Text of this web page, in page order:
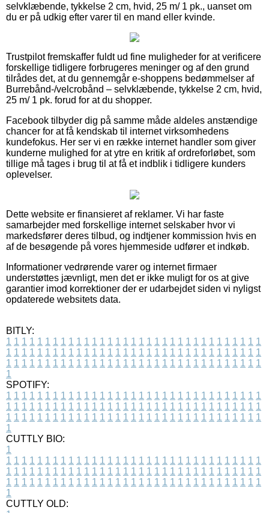
selvklæbende, tykkelse 2 cm, hvid, 25 m/ 1 pk., uanset om
du er på udkig efter varer til en mand eller kvinde.
Trustpilot fremskaffer fuldt ud fine muligheder for at verificere
forskellige tidligere forbrugeres meninger og af den grund
tilrådes det, at du gennemgår e-shoppens bedømmelser af
Burrebånd-/velcrobånd – selvklæbende, tykkelse 2 cm, hvid,
25 m/ 1 pk. forud for at du shopper.
Facebook tilbyder dig på samme måde aldeles anstændige
chancer for at få kendskab til internet virksomhedens
kundefokus. Her ser vi en række internet handler som giver
kunderne mulighed for at ytre en kritik af ordreforløbet, som
tillige må tages i brug til at få et indblik i tidligere kunders
oplevelser.
Dette website er finansieret af reklamer. Vi har faste
samarbejder med forskellige internet selskaber hvor vi
markedsfører deres tilbud, og indtjener kommission hvis en
af de besøgende på vores hjemmeside udfører et indkøb.
Informationer vedrørende varer og internet firmaer
understøttes jævnligt, men det er ikke muligt for os at give
garantier imod korrektioner der er udarbejdet siden vi nyligst
opdaterede websitets data.
BITLY:
1 1 1 1 1 1 1 1 1 1 1 1 1 1 1 1 1 1 1 1 1 1 1 1 1 1 1 1 1 1 1 1 1
1 1 1 1 1 1 1 1 1 1 1 1 1 1 1 1 1 1 1 1 1 1 1 1 1 1 1 1 1 1 1 1 1
1 1 1 1 1 1 1 1 1 1 1 1 1 1 1 1 1 1 1 1 1 1 1 1 1 1 1 1 1 1 1 1 1
1
SPOTIFY:
1 1 1 1 1 1 1 1 1 1 1 1 1 1 1 1 1 1 1 1 1 1 1 1 1 1 1 1 1 1 1 1 1
1 1 1 1 1 1 1 1 1 1 1 1 1 1 1 1 1 1 1 1 1 1 1 1 1 1 1 1 1 1 1 1 1
1 1 1 1 1 1 1 1 1 1 1 1 1 1 1 1 1 1 1 1 1 1 1 1 1 1 1 1 1 1 1 1 1
1
CUTTLY BIO:
1
1 1 1 1 1 1 1 1 1 1 1 1 1 1 1 1 1 1 1 1 1 1 1 1 1 1 1 1 1 1 1 1 1
1 1 1 1 1 1 1 1 1 1 1 1 1 1 1 1 1 1 1 1 1 1 1 1 1 1 1 1 1 1 1 1 1
1 1 1 1 1 1 1 1 1 1 1 1 1 1 1 1 1 1 1 1 1 1 1 1 1 1 1 1 1 1 1 1 1
1
CUTTLY OLD: